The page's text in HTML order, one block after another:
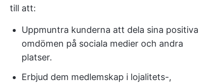
till att:
Uppmuntra kunderna att dela sina positiva
omdömen på sociala medier och andra
platser.
Erbjud dem medlemskap i lojalitets-,